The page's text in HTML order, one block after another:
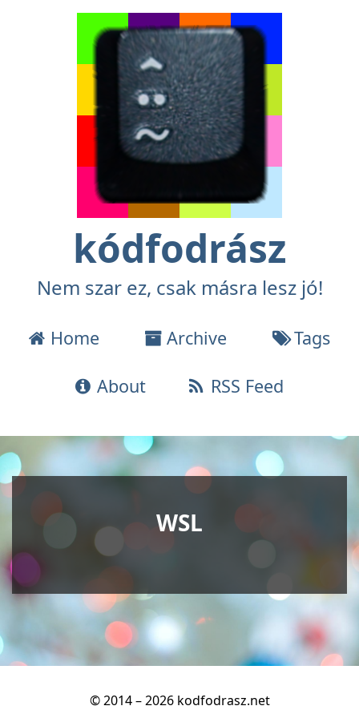
kódfodrász
Nem szar ez, csak másra lesz jó!
Home Archive Tags
About RSS Feed
WSL
© 2014 – 2026 kodfodrasz.net